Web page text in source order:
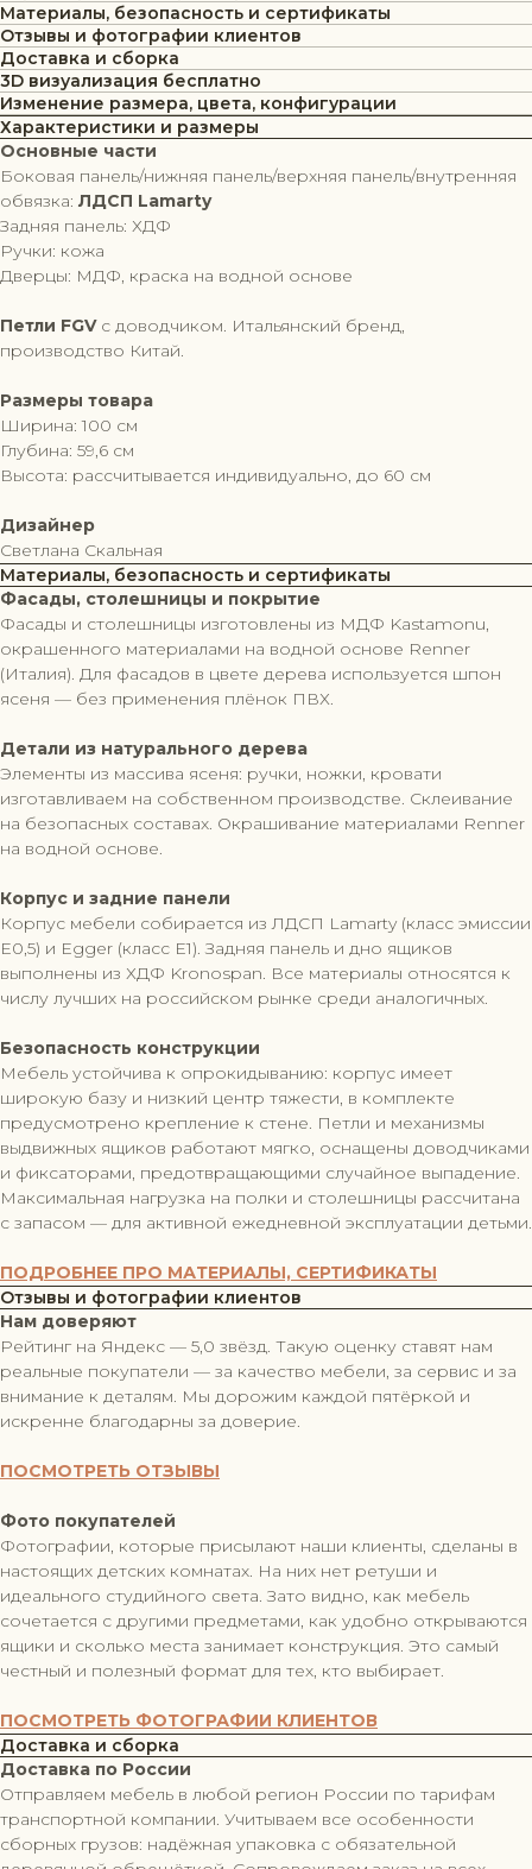
Материалы, безопасность и сертификаты
Отзывы и фотографии клиентов
Доставка и сборка
3D визуализация бесплатно
Изменение размера, цвета, конфигурации
Характеристики и размеры
Основные части
Боковая панель/нижняя панель/верхняя панель/внутренняя
обвязка: ЛДСП Lamarty
Задняя панель: ХДФ
Ручки: кожа
Дверцы: МДФ, краска на водной основе
Петли FGVс доводчиком. Итальянский бренд,
производство Китай.
Размеры товара
Ширина: 100 см
Глубина: 59,6 см
Высота: рассчитывается индивидуально, до 60 см
Дизайнер
Светлана Скальная
Материалы, безопасность и сертификаты
Фасады, столешницы и покрытие
Фасады и столешницы изготовлены из МДФ Kastamonu,
окрашенного материалами на водной основе Renner
(Италия). Для фасадов в цвете дерева используется шпон
ясеня — без применения плёнок ПВХ.
Детали из натурального дерева
Элементы из массива ясеня: ручки, ножки, кровати
изготавливаем на собственном производстве. Склеивание
на безопасных составах. Окрашивание материалами Renner
на водной основе.
Корпус и задние панели
Корпус мебели собирается из ЛДСП Lamarty (класс эмиссии
Е0,5) и Egger (класс Е1). Задняя панель и дно ящиков
выполнены из ХДФ Kronospan. Все материалы относятся к
числу лучших на российском рынке среди аналогичных.
Безопасность конструкции
Мебель устойчива к опрокидыванию: корпус имеет
широкую базу и низкий центр тяжести, в комплекте
предусмотрено крепление к стене. Петли и механизмы
выдвижных ящиков работают мягко, оснащены доводчиками
и фиксаторами, предотвращающими случайное выпадение.
Максимальная нагрузка на полки и столешницы рассчитана
с запасом — для активной ежедневной эксплуатации детьми.
ПОДРОБНЕЕ ПРО МАТЕРИАЛЫ, СЕРТИФИКАТЫ
Отзывы и фотографии клиентов
Нам доверяют
Рейтинг на Яндекс — 5,0 звёзд. Такую оценку ставят нам
реальные покупатели — за качество мебели, за сервис и за
внимание к деталям. Мы дорожим каждой пятёркой и
искренне благодарны за доверие.
ПОСМОТРЕТЬ ОТЗЫВЫ
Фото покупателей
Фотографии, которые присылают наши клиенты, сделаны в
настоящих детских комнатах. На них нет ретуши и
идеального студийного света. Зато видно, как мебель
сочетается с другими предметами, как удобно открываются
ящики и сколько места занимает конструкция. Это самый
честный и полезный формат для тех, кто выбирает.
ПОСМОТРЕТЬ ФОТОГРАФИИ КЛИЕНТОВ
Доставка и сборка
Доставка по России
Отправляем мебель в любой регион России по тарифам
транспортной компании. Учитываем все особенности
сборных грузов: надёжная упаковка с обязательной